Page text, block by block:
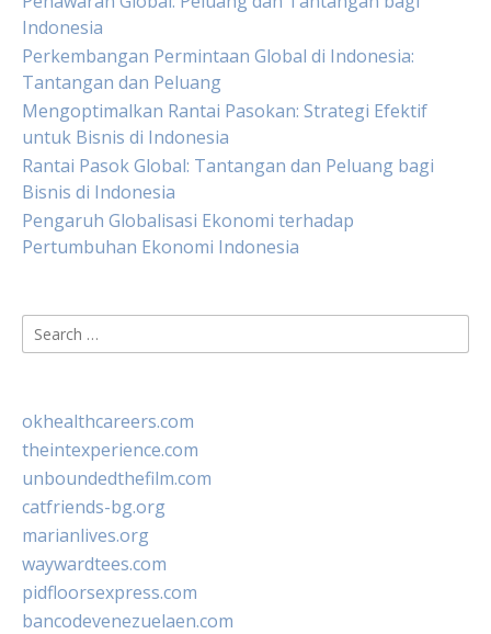
Indonesia
Perkembangan Permintaan Global di Indonesia:
Tantangan dan Peluang
Mengoptimalkan Rantai Pasokan: Strategi Efektif
untuk Bisnis di Indonesia
Rantai Pasok Global: Tantangan dan Peluang bagi
Bisnis di Indonesia
Pengaruh Globalisasi Ekonomi terhadap
Pertumbuhan Ekonomi Indonesia
Search
for:
okhealthcareers.com
theintexperience.com
unboundedthefilm.com
catfriends-bg.org
marianlives.org
waywardtees.com
pidfloorsexpress.com
bancodevenezuelaen.com